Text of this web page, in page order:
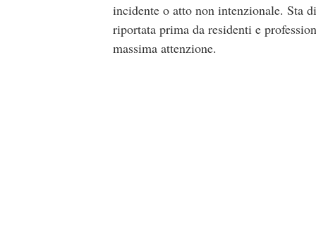
incidente o atto non intenzionale. Sta
riportata prima da residenti e
massima attenzione.